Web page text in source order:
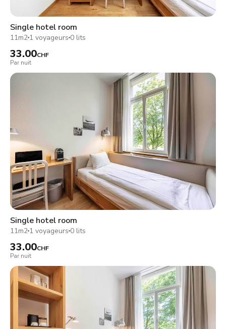
Single hotel room
11m2 1 voyageurs 0 lits
33.00CHF
Par nuit
Single hotel room
11m2 1 voyageurs 0 lits
33.00CHF
Par nuit